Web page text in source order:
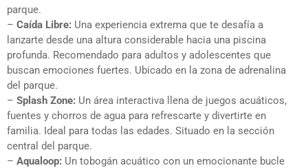
parque.
– Caída Libre: Una experiencia extrema que te desafía a
lanzarte desde una altura considerable hacia una piscina
profunda. Recomendado para adultos y adolescentes que
buscan emociones fuertes. Ubicado en la zona de adrenalina
del parque.
– Splash Zone: Un área interactiva llena de juegos acuáticos,
fuentes y chorros de agua para refrescarte y divertirte en
familia. Ideal para todas las edades. Situado en la sección
central del parque.
– Aqualoop: Un tobogán acuático con un emocionante bucle